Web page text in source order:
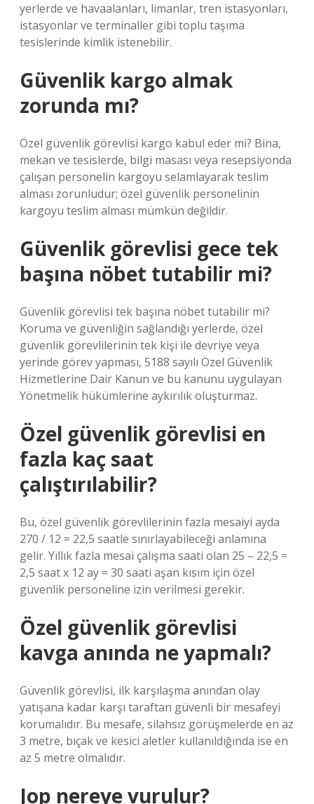
yerlerde ve havaalanları, limanlar, tren istasyonları,
istasyonlar ve terminaller gibi toplu taşıma
tesislerinde kimlik istenebilir.
Güvenlik kargo almak
zorunda mı?
Özel güvenlik görevlisi kargo kabul eder mi? Bina,
mekan ve tesislerde, bilgi masası veya resepsiyonda
çalışan personelin kargoyu selamlayarak teslim
alması zorunludur; özel güvenlik personelinin
kargoyu teslim alması mümkün değildir.
Güvenlik görevlisi gece tek
başına nöbet tutabilir mi?
Güvenlik görevlisi tek başına nöbet tutabilir mi?
Koruma ve güvenliğin sağlandığı yerlerde, özel
güvenlik görevlilerinin tek kişi ile devriye veya
yerinde görev yapması, 5188 sayılı Özel Güvenlik
Hizmetlerine Dair Kanun ve bu kanunu uygulayan
Yönetmelik hükümlerine aykırılık oluşturmaz.
Özel güvenlik görevlisi en
fazla kaç saat
çalıştırılabilir?
Bu, özel güvenlik görevlilerinin fazla mesaiyi ayda
270 / 12 = 22,5 saatle sınırlayabileceği anlamına
gelir. Yıllık fazla mesai çalışma saati olan 25 – 22,5 =
2,5 saat x 12 ay = 30 saati aşan kısım için özel
güvenlik personeline izin verilmesi gerekir.
Özel güvenlik görevlisi
kavga anında ne yapmalı?
Güvenlik görevlisi, ilk karşılaşma anından olay
yatışana kadar karşı taraftan güvenli bir mesafeyi
korumalıdır. Bu mesafe, silahsız görüşmelerde en az
3 metre, bıçak ve kesici aletler kullanıldığında ise en
az 5 metre olmalıdır.
Jop nereye vurulur?